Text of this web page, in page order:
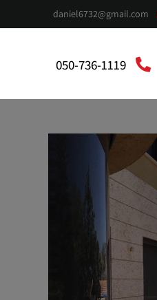
daniel6732@gmail.com
050-736-1119